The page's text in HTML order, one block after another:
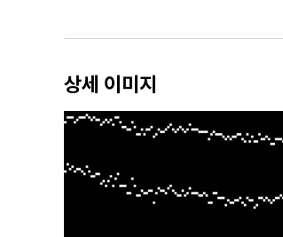
상세 이미지